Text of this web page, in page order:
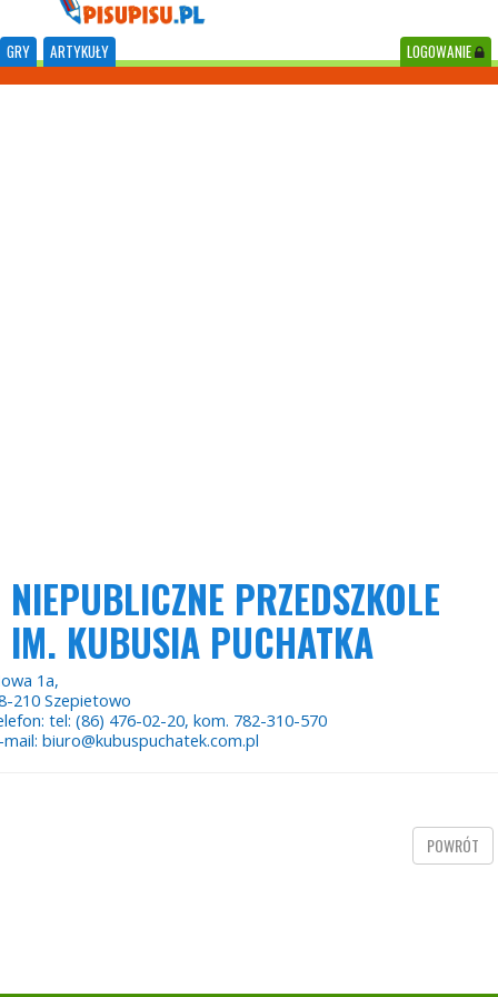
GRY ARTYKUŁY LOGOWANIE
NIEPUBLICZNE PRZEDSZKOLE
IM. KUBUSIA PUCHATKA
1a,
210 Szepietowo
tel: (86) 476-02-20, kom. 782-310-570
biuro@kubuspuchatek.com.pl
POWRÓT